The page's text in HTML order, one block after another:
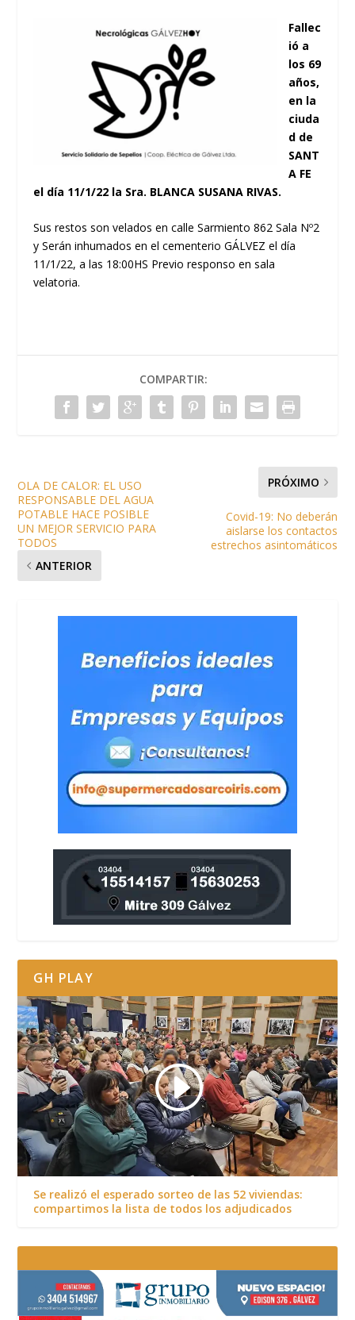
Fallec
ió a
los 69
años,
en la
ciuda
d de
SANT
A FE
el día 11/1/22 la Sra. BLANCA SUSANA RIVAS.
Sus restos son velados en calle Sarmiento 862 Sala Nº2
y Serán inhumados en el cementerio GÁLVEZ el día
11/1/22, a las 18:00HS Previo responso en sala
velatoria.
COMPARTIR:
OLA DE CALOR: EL USO
RESPONSABLE DEL AGUA
POTABLE HACE POSIBLE
UN MEJOR SERVICIO PARA
TODOS
ANTERIOR
PRÓXIMO
Covid-19: No deberán
aislarse los contactos
estrechos asintomáticos
GH PLAY
Se realizó el esperado sorteo de las 52 viviendas:
compartimos la lista de todos los adjudicados